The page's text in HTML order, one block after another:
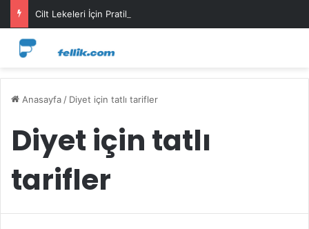
Cilt Lekeleri İçin Pratik Maske Önerileri
Anasayfa / Diyet için tatlı tarifler
Diyet için tatlı
tarifler